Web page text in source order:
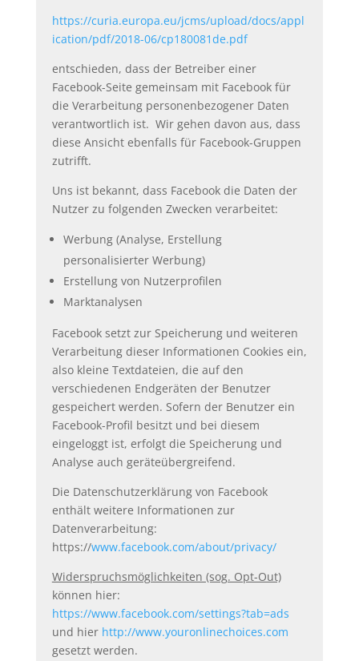
https://curia.europa.eu/jcms/upload/docs/appl
ication/pdf/2018-06/cp180081de.pdf
entschieden, dass der Betreiber einer
Facebook-Seite gemeinsam mit Facebook für
die Verarbeitung personenbezogener Daten
verantwortlich ist. Wir gehen davon aus, dass
diese Ansicht ebenfalls für Facebook-Gruppen
zutrifft.
Uns ist bekannt, dass Facebook die Daten der
Nutzer zu folgenden Zwecken verarbeitet:
Werbung (Analyse, Erstellung
personalisierter Werbung)
Erstellung von Nutzerprofilen
Marktanalysen
Facebook setzt zur Speicherung und weiteren
Verarbeitung dieser Informationen Cookies ein,
also kleine Textdateien, die auf den
verschiedenen Endgeräten der Benutzer
gespeichert werden. Sofern der Benutzer ein
Facebook-Profil besitzt und bei diesem
eingeloggt ist, erfolgt die Speicherung und
Analyse auch geräteübergreifend.
Die Datenschutzerklärung von Facebook
enthält weitere Informationen zur
Datenverarbeitung:
https://www.facebook.com/about/privacy/
Widerspruchsmöglichkeiten (sog. Opt-Out)
können hier:
https://www.facebook.com/settings?tab=ads
und hier http://www.youronlinechoices.com
gesetzt werden.